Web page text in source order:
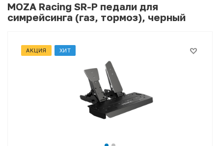
MOZA Racing SR-P педали для
симрейсинга (газ, тормоз), черный
АКЦИЯ ХИТ